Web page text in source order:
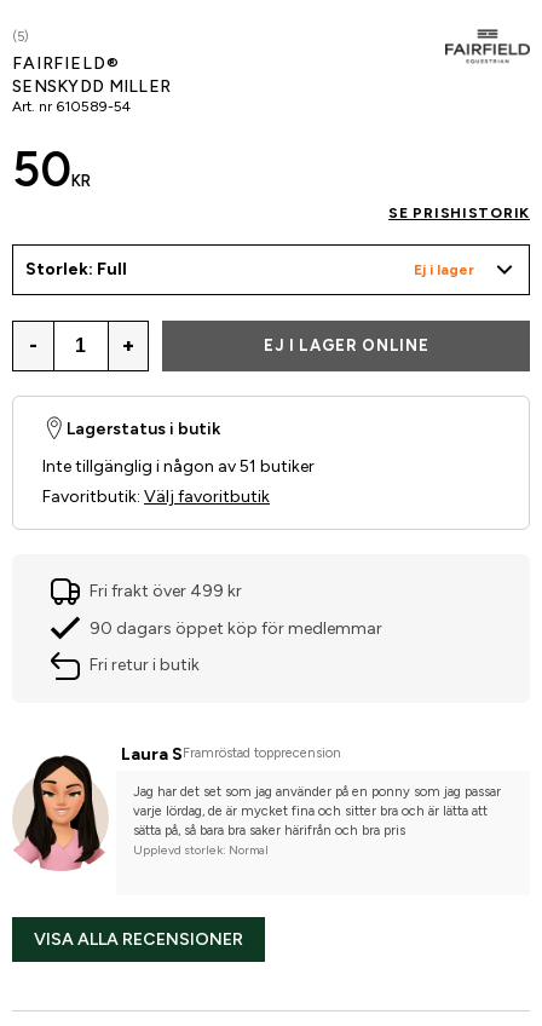
(5)
FAIRFIELD®
SENSKYDD MILLER
Art. nr 610589-54
50 KR
SE PRISHISTORIK
Storlek: Full Ej i lager
- + EJ I LAGER ONLINE
Lagerstatus i butik
Inte tillgänglig i någon av 51 butiker
Favoritbutik: Välj favoritbutik
Fri frakt över 499 kr
90 dagars öppet köp för medlemmar
Fri retur i butik
Laura S Framröstad topprecension
Jag har det set som jag använder på en ponny som jag passar
varje lördag, de är mycket fina och sitter bra och är lätta att
sätta på, så bara bra saker härifrån och bra pris
Upplevd storlek: Normal
VISA ALLA RECENSIONER